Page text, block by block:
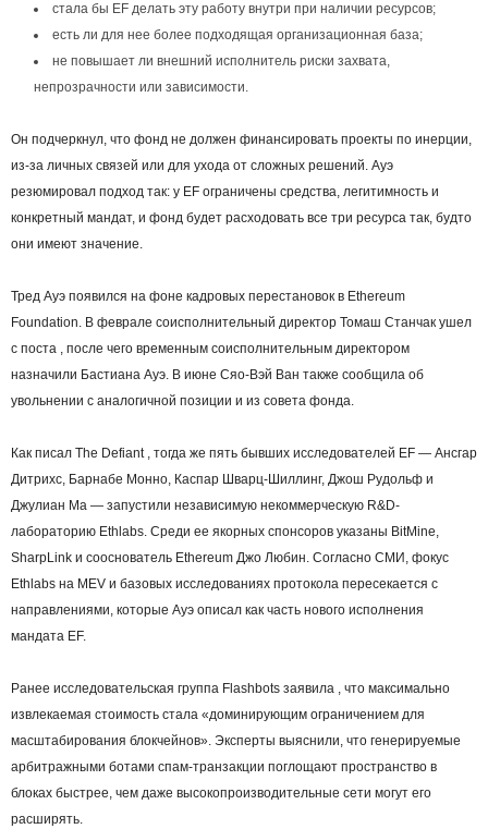
стала бы EF делать эту работу внутри при наличии ресурсов;
есть ли для нее более подходящая организационная база;
не повышает ли внешний исполнитель риски захвата,
непрозрачности или зависимости.
Он подчеркнул, что фонд не должен финансировать проекты по инерции,
из-за личных связей или для ухода от сложных решений. Ауэ
резюмировал подход так: у EF ограничены средства, легитимность и
конкретный мандат, и фонд будет расходовать все три ресурса так, будто
они имеют значение.
Тред Ауэ появился на фоне кадровых перестановок в Ethereum
Foundation. В феврале соисполнительный директор Томаш Станчак ушел
с поста , после чего временным соисполнительным директором
назначили Бастиана Ауэ. В июне Сяо-Вэй Ван также сообщила об
увольнении с аналогичной позиции и из совета фонда.
Как писал The Defiant , тогда же пять бывших исследователей EF — Ансгар
Дитрихс, Барнабе Монно, Каспар Шварц-Шиллинг, Джош Рудольф и
Джулиан Ма — запустили независимую некоммерческую R&D-
лабораторию Ethlabs. Среди ее якорных спонсоров указаны BitMine,
SharpLink и сооснователь Ethereum Джо Любин. Согласно СМИ, фокус
Ethlabs на MEV и базовых исследованиях протокола пересекается с
направлениями, которые Ауэ описал как часть нового исполнения
мандата EF.
Ранее исследовательская группа Flashbots заявила , что максимально
извлекаемая стоимость стала «доминирующим ограничением для
масштабирования блокчейнов». Эксперты выяснили, что генерируемые
арбитражными ботами спам-транзакции поглощают пространство в
блоках быстрее, чем даже высокопроизводительные сети могут его
расширять.